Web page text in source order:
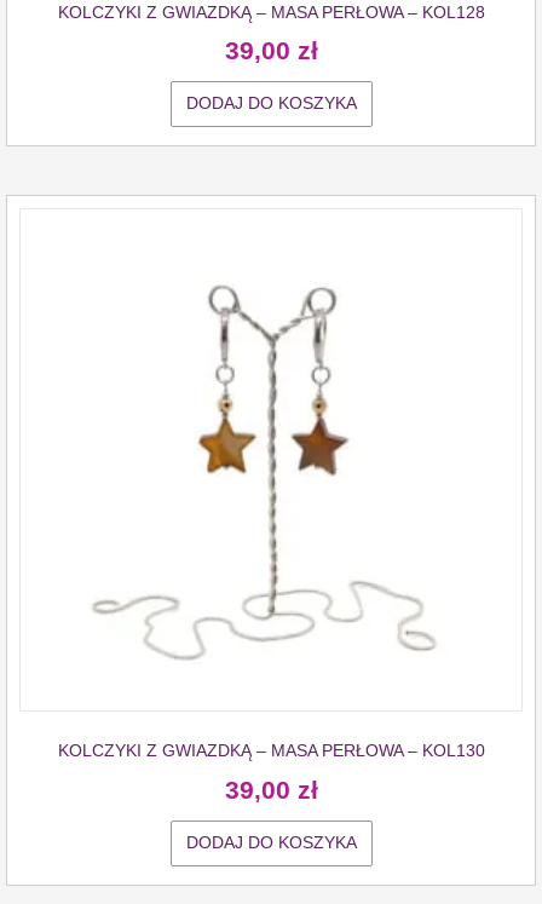
KOLCZYKI Z GWIAZDKĄ – MASA PERŁOWA – KOL128
39,00 zł
DODAJ DO KOSZYKA
KOLCZYKI Z GWIAZDKĄ – MASA PERŁOWA – KOL130
39,00 zł
DODAJ DO KOSZYKA